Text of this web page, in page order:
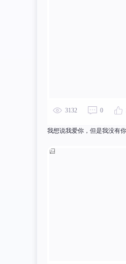
3132 0
我想说我爱你，但是我没有